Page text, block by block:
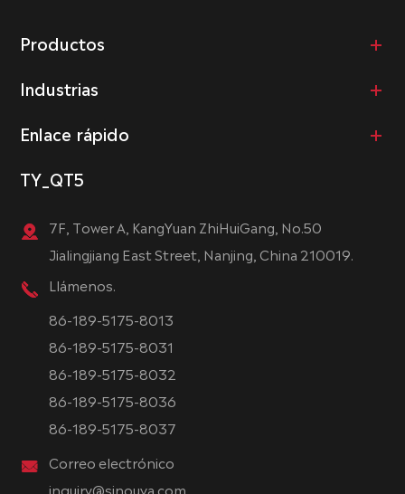
Productos
Industrias
Enlace rápido
TY_QT5
7F, Tower A, KangYuan ZhiHuiGang, No.50
Jialingjiang East Street, Nanjing, China 210019.
Llámenos.
86-189-5175-8013
86-189-5175-8031
86-189-5175-8032
86-189-5175-8036
86-189-5175-8037
Correo electrónico
inquiry@sinouva.com